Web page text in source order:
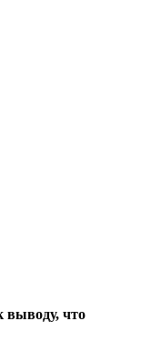
выводу, что